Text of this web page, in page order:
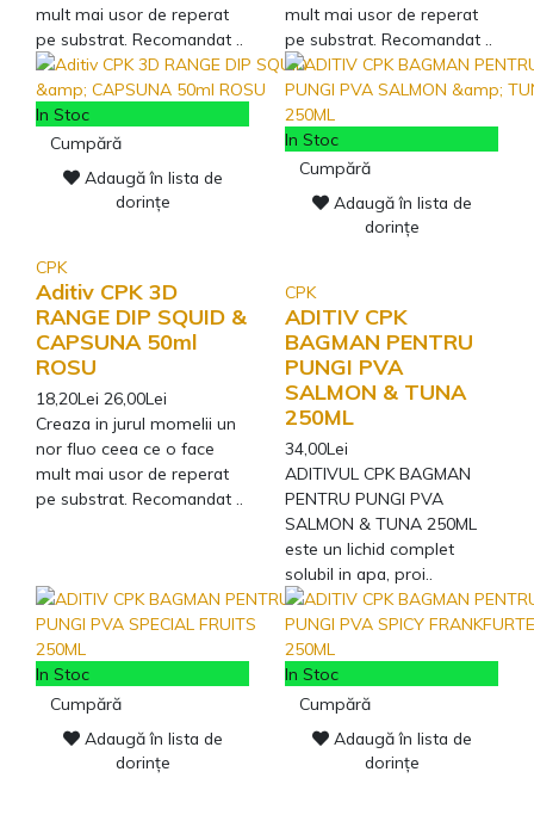
mult mai usor de reperat
pe substrat. Recomandat ..
mult mai usor de reperat
pe substrat. Recomandat ..
In Stoc
Cumpără
Adaugă în lista de
dorințe
CPK
Aditiv CPK 3D
RANGE DIP SQUID &
CAPSUNA 50ml
ROSU
18,20Lei 26,00Lei
Creaza in jurul momelii un
nor fluo ceea ce o face
mult mai usor de reperat
pe substrat. Recomandat ..
In Stoc
Cumpără
Adaugă în lista de
dorințe
CPK
ADITIV CPK
BAGMAN PENTRU
PUNGI PVA
SALMON & TUNA
250ML
34,00Lei
ADITIVUL CPK BAGMAN
PENTRU PUNGI PVA
SALMON & TUNA 250ML
este un lichid complet
solubil in apa, proi..
In Stoc
Cumpără
Adaugă în lista de
dorințe
In Stoc
Cumpără
Adaugă în lista de
dorințe